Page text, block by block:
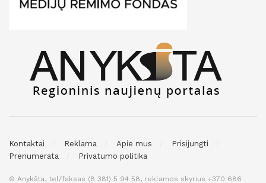
Kontaktai Reklama Apie mus
Prisijungti
Prenumerata
Privatumo politika
© Anykšta, tel/faksas (8 381) 5 94 58, reklamos skyrius +370 686